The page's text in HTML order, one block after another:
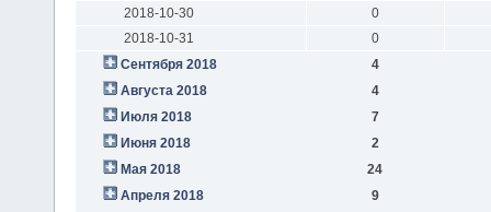
2018-10-30
0
2018-10-31
0
Сентября 2018
4
Августа 2018
4
Июля 2018
7
Июня 2018
2
Мая 2018
24
Апреля 2018
9